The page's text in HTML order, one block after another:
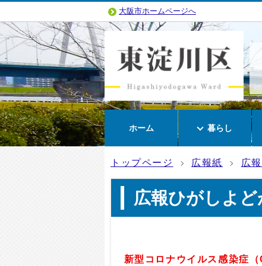
大阪市ホームページへ
ホーム 暮らし
トップページ 広報紙 広
広報ひがしよ
新型コロナウイルス感染症